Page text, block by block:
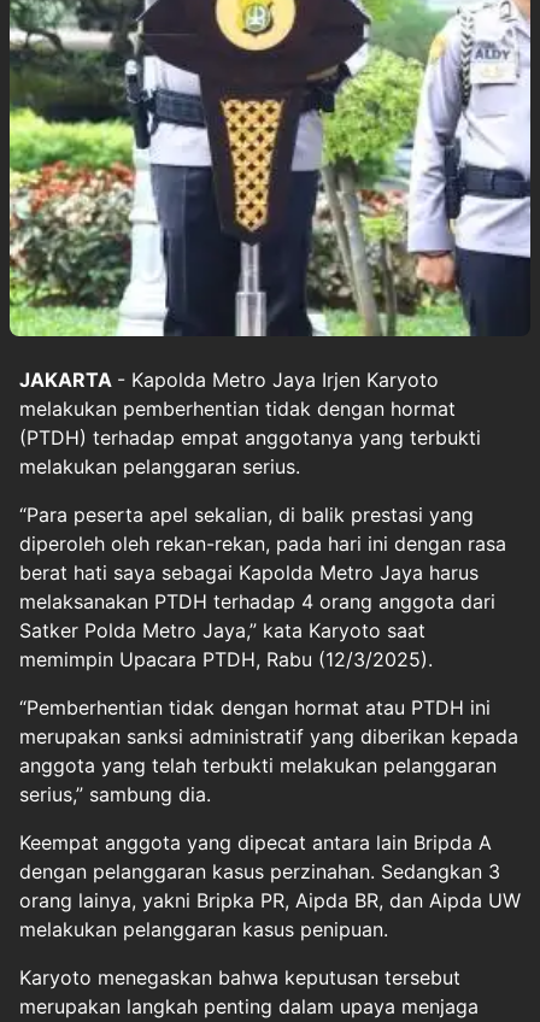
JAKARTA - Kapolda Metro Jaya Irjen Karyoto
melakukan pemberhentian tidak dengan hormat
(PTDH) terhadap empat anggotanya yang terbukti
melakukan pelanggaran serius.
“Para peserta apel sekalian, di balik prestasi yang
diperoleh oleh rekan-rekan, pada hari ini dengan rasa
berat hati saya sebagai Kapolda Metro Jaya harus
melaksanakan PTDH terhadap 4 orang anggota dari
Satker Polda Metro Jaya,” kata Karyoto saat
memimpin Upacara PTDH, Rabu (12/3/2025).
“Pemberhentian tidak dengan hormat atau PTDH ini
merupakan sanksi administratif yang diberikan kepada
anggota yang telah terbukti melakukan pelanggaran
serius,” sambung dia.
Keempat anggota yang dipecat antara lain Bripda A
dengan pelanggaran kasus perzinahan. Sedangkan 3
orang lainya, yakni Bripka PR, Aipda BR, dan Aipda UW
melakukan pelanggaran kasus penipuan.
Karyoto menegaskan bahwa keputusan tersebut
merupakan langkah penting dalam upaya menjaga